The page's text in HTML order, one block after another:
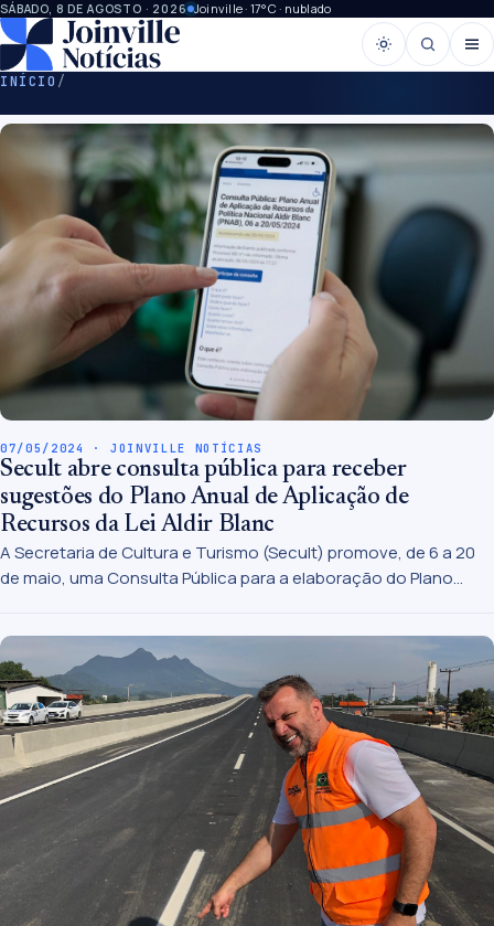
SÁBADO, 8 DE AGOSTO · 2026 Joinville · 17°C · nublado
INÍCIO /
07/05/2024 · JOINVILLE NOTÍCIAS
Secult abre consulta pública para receber
sugestões do Plano Anual de Aplicação de
Recursos da Lei Aldir Blanc
A Secretaria de Cultura e Turismo (Secult) promove, de 6 a 20
de maio, uma Consulta Pública para a elaboração do Plano
Prefeitura (bit.ly/ConsultaPublicaPNAB) e é aberto à
participação de todos os joinvilenses.